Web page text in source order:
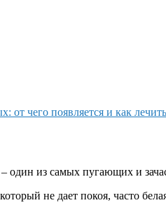
от чего появляется и как лечить
один из самых пугающих и
не дает покоя, часто